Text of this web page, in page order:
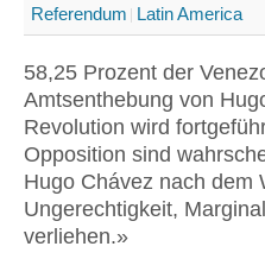
Referendum Latin America
58,25 Prozent der
Amtsenthebung von
Revolution wird
Opposition sind
Hugo Chávez nach dem
Ungerechtigkeit,
verliehen.»